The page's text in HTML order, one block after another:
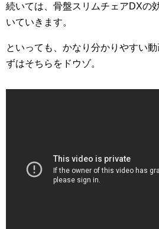
続いては、骨盤スリムチェアDXの
いていきます。
といっても、かなり分かりやすい
ずはそちらをドウゾ。